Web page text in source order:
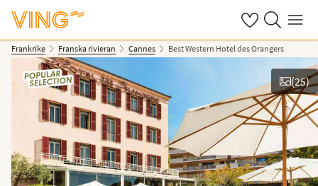
Se dinaSök på ving.se
Meny
Frankrike Franska rivieran Cannes Best Western Hotel des Orangers
Se bilder
(25)